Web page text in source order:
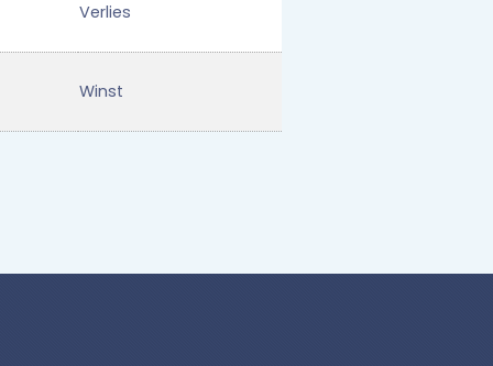
Verlies
Winst